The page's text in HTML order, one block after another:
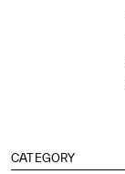
CATEGORY